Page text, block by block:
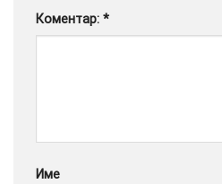
Коментар: *
Име
УСЛУГИ ОПЦИИ